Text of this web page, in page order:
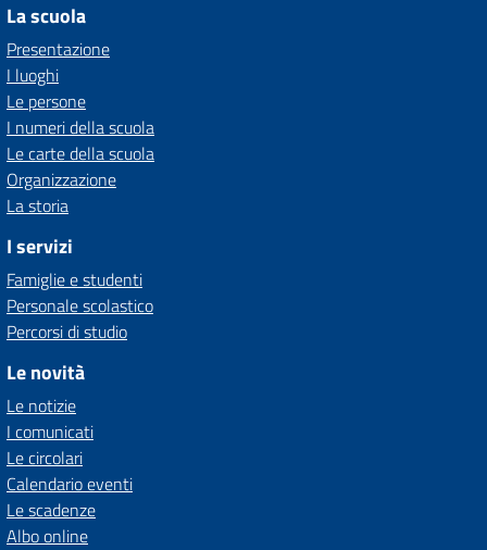
La scuola
Presentazione
I luoghi
Le persone
I numeri della scuola
Le carte della scuola
Organizzazione
La storia
I servizi
Famiglie e studenti
Personale scolastico
Percorsi di studio
Le novità
Le notizie
I comunicati
Le circolari
Calendario eventi
Le scadenze
Albo online